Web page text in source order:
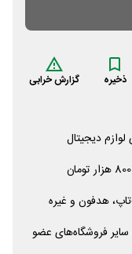
ذخیره گزارش خرابی
لوازم دیجیتال
هدفون و غیره
سایر فروشگاه‌های عضو